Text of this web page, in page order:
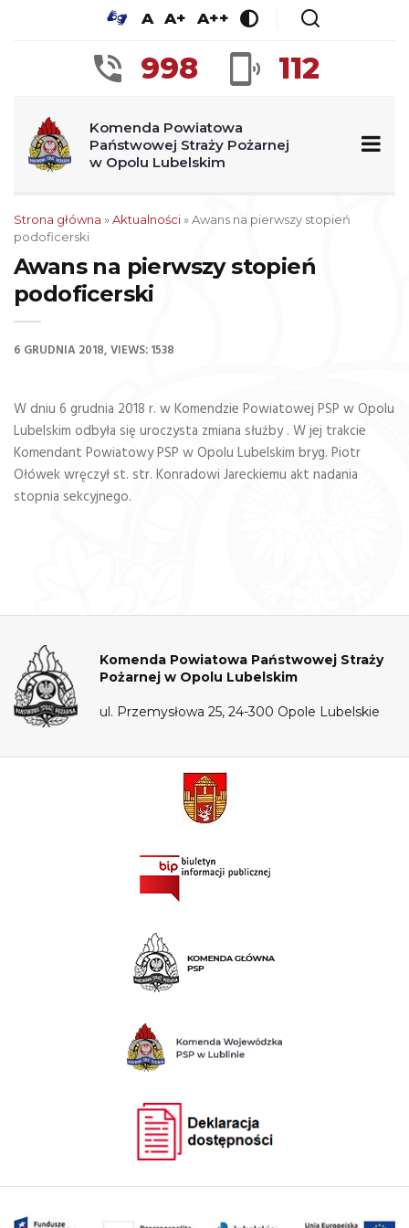
A A+ A++
998 112
Komenda Powiatowa
Państwowej Straży Pożarnej
w Opolu Lubelskim
Strona główna »Aktualności»Awans na pierwszy stopień
podoficerski
Awans na pierwszy stopień
podoficerski
6 GRUDNIA 2018 VIEWS: 1538
W dniu 6 grudnia 2018 r. w Komendzie Powiatowej PSP w Opolu
Lubelskim odbyła się uroczysta zmiana służby . W jej trakcie
Komendant Powiatowy PSP w Opolu Lubelskim bryg. Piotr
Ołówek wręczył st. str. Konradowi Jareckiemu akt nadania
stopnia sekcyjnego.
Komenda Powiatowa Państwowej Straży
Pożarnej w Opolu Lubelskim
ul. Przemysłowa 25, 24-300 Opole Lubelskie